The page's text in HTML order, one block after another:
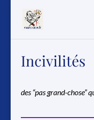
Incivilités
des “pas grand-chose”